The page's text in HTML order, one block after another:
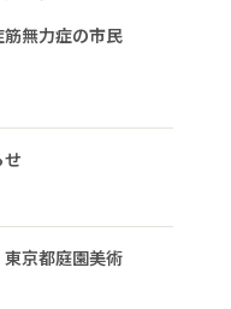
無力症の市民
京都庭園美術